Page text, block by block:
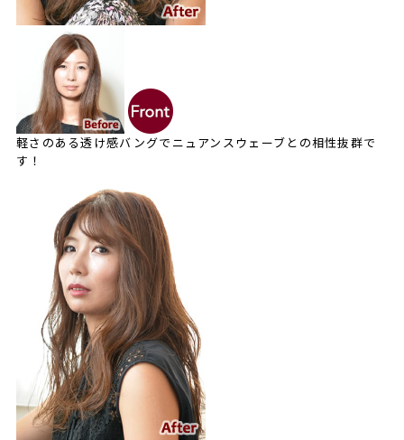
軽さのある透け感バングでニュアンスウェーブとの相性抜群で
す！